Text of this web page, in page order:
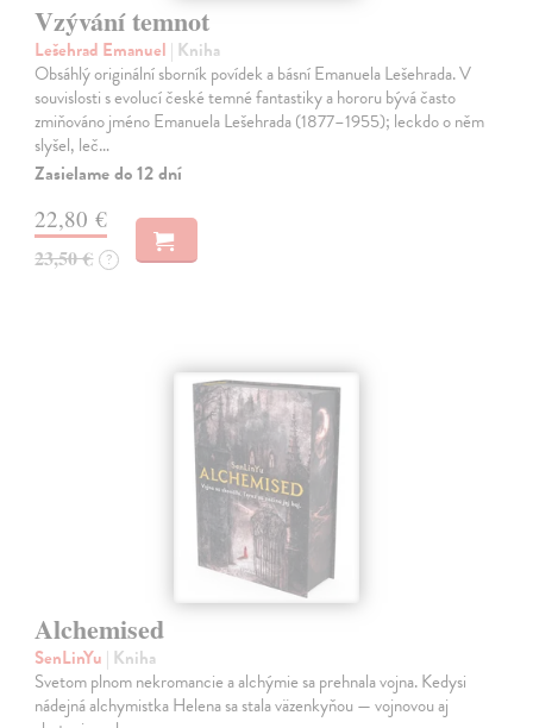
Vzývání temnot
Lešehrad Emanuel | Kniha
Obsáhlý originální sborník povídek a básní Emanuela Lešehrada. V
souvislosti s evolucí české temné fantastiky a hororu bývá často
zmiňováno jméno Emanuela Lešehrada (1877–1955); leckdo o něm
slyšel, leč…
Zasielame do 12 dní
22,80 €
23,50 € ?
Alchemised
SenLinYu | Kniha
Svetom plnom nekromancie a alchýmie sa prehnala vojna. Kedysi
nádejná alchymistka Helena sa stala väzenkyňou — vojnovou aj